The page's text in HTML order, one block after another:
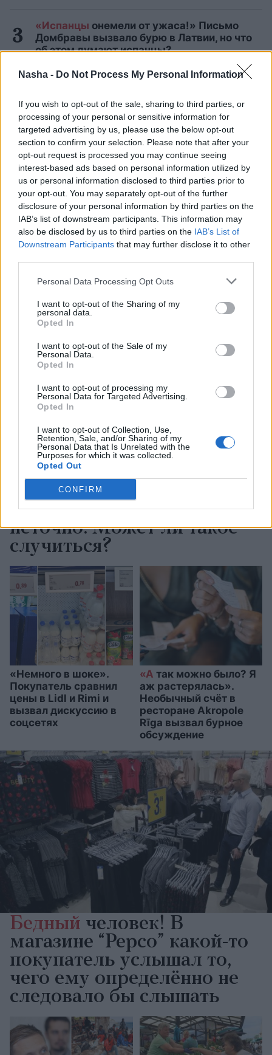
Nasha - Do Not Process My Personal Information
If you wish to opt-out of the sale, sharing to third parties, or
processing of your personal or sensitive information for
targeted advertising by us, please use the below opt-out
section to confirm your selection. Please note that after your
opt-out request is processed you may continue seeing
interest-based ads based on personal information utilized by
us or personal information disclosed to third parties prior to
your opt-out. You may separately opt-out of the further
disclosure of your personal information by third parties on the
IAB’s list of downstream participants. This information may
also be disclosed by us to third parties on the IAB’s List of
Downstream Participants that may further disclose it to other
Personal Data Processing Opt Outs
I want to opt-out of the Sharing of my
personal data.
Opted In
I want to opt-out of the Sale of my
Personal Data.
Opted In
I want to opt-out of processing my
Personal Data for Targeted Advertising.
Opted In
I want to opt-out of Collection, Use,
Retention, Sale, and/or Sharing of my
Personal Data that Is Unrelated with the
Purposes for which it was collected.
Opted Out
CONFIRM
«Испанцы онемели от ужаса!» Письмо
Домбравы вызвало бурю в Латвии, но что
об этом думают испанцы?
Армандс Пуче: «Ясно, что это
думаете, что все в Латвии — дураки?»
ФОТО.«Разве так можно?» В
Пурвциемсе соседи покрасили фасад
многоквартирного дома каждый в свой
цвет
Читать другие новости
«Для меня это большая
обеспокоен тем, что
показания счётчика
электроэнергии в его
жилье при дистанционном
считывании снимаются
неточно. Может ли такое
случиться?
«Немного в шоке».
Покупатель сравнил
цены в Lidl и Rimi и
вызвал дискуссию в
соцсетях
«А так можно было? Я
аж растерялась».
Необычный счёт в
ресторане Akropole
Rīga вызвал бурное
обсуждение
Бедный человек! В
магазине “Pepco” какой-то
покупатель услышал то,
чего ему определённо не
следовало бы слышать